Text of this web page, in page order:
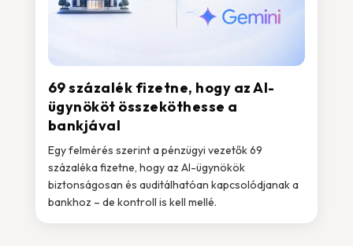
69 százalék fizetne, hogy az AI-
ügynököt összeköthesse a
bankjával
Egy felmérés szerint a pénzügyi vezetők 69
százaléka fizetne, hogy az AI-ügynökök
biztonságosan és auditálhatóan kapcsolódjanak a
bankhoz – de kontroll is kell mellé.